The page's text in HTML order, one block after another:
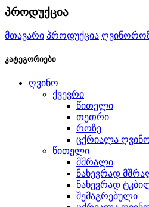
პროდუქცია
მთავარი პროდუქცია ღვინო
კატეგორიები
ღვინო
ქვევრი
წითელი
თეთრი
როზე
ცქრიალა
წითელი
მშრალი
ნახევრად
ნახევრად
შემაგრებული